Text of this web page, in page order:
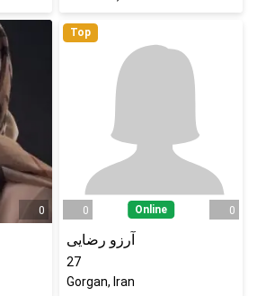
0
Top
0 Online 0
آرزو رضایی
27
Gorgan, Iran